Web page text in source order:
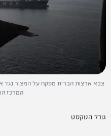
צבא ארצות הברית מפקח על המצור נגד
המרכז
גודל הטקסט